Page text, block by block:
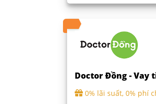
Doctor Đồng - Vay
0% lãi suất, 0% phí